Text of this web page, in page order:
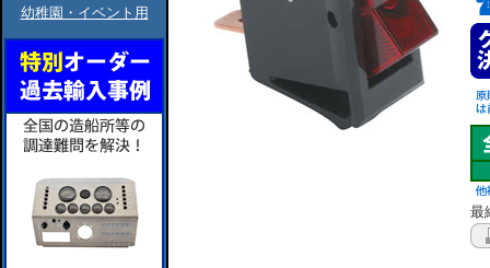
幼稚園・イベント用
最